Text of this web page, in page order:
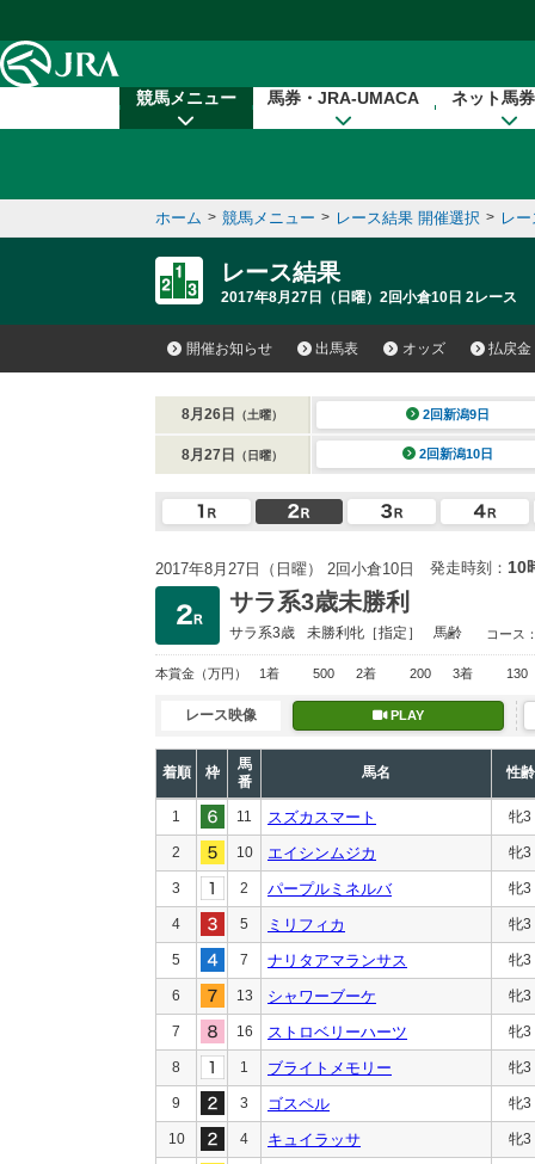
競馬メニュー 馬券・JRA-UMACA ネット馬
ホーム > 競馬メニュー > レース結果 開催選択 > レ
レース結果
2017年8月27日（日曜）2回小倉10日 2レース
開催お知らせ 出馬表 オッズ 払戻金
8月26日 （土曜） 2回新潟9日
8月27日 （日曜） 2回新潟10日
2017年8月27日（日曜） 2回小倉10日 発走時刻： 10
サラ系3歳未勝利
サラ系3歳 未勝利牝［指定］ 馬齢 コース
本賞金 （万円） 1着 500 2着 200 3着 130
レース映像 PLAY
着順 枠
馬
番
馬名 性齢
1 11 スズカスマート 牝3
2 10 エイシンムジカ 牝3
3 2 パープルミネルバ 牝3
4 5 ミリフィカ 牝3
5 7 ナリタアマランサス 牝3
6 13 シャワーブーケ 牝3
7 16 ストロベリーハーツ 牝3
8 1 ブライトメモリー 牝3
9 3 ゴスペル 牝3
10 4 キュイラッサ 牝3